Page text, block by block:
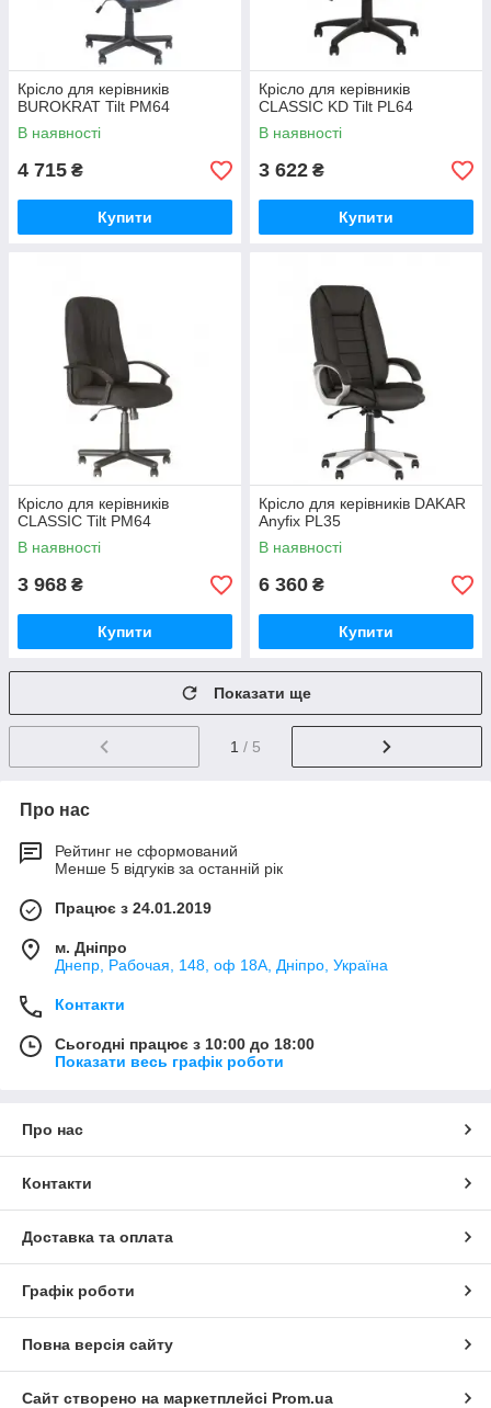
Крісло для керівників
BUROKRAT Tilt PM64
В наявності
4 715 ₴
Купити
Крісло для керівників
CLASSIC KD Tilt PL64
В наявності
3 622 ₴
Купити
Крісло для керівників
CLASSIC Tilt PM64
В наявності
3 968 ₴
Купити
Крісло для керівників DAKAR
Anyfix PL35
В наявності
6 360 ₴
Купити
Показати ще
1 / 5
Про нас
Рейтинг не сформований
Менше 5 відгуків за останній рік
Працює з 24.01.2019
м. Дніпро
Днепр, Рабочая, 148, оф 18А, Дніпро, Україна
Контакти
Сьогодні працює з 10:00 до 18:00
Показати весь графік роботи
Про нас
Контакти
Доставка та оплата
Графік роботи
Повна версія сайту
Сайт створено на маркетплейсі Prom.ua